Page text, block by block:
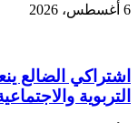
6 أغسطس، 2026
اشتراكي الضالع
التربوية